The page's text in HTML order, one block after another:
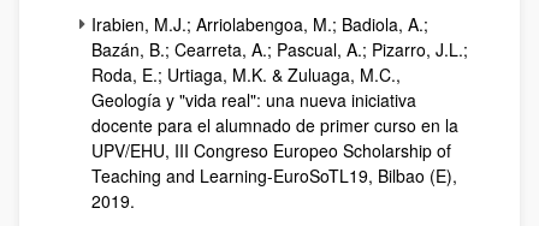
Irabien, M.J.; Arriolabengoa, M.; Badiola, A.;
Bazán, B.; Cearreta, A.; Pascual, A.; Pizarro, J.L.;
Roda, E.; Urtiaga, M.K. & Zuluaga, M.C.,
Geología y "vida real": una nueva iniciativa
docente para el alumnado de primer curso en la
UPV/EHU, III Congreso Europeo Scholarship of
Teaching and Learning-EuroSoTL19, Bilbao (E),
2019.